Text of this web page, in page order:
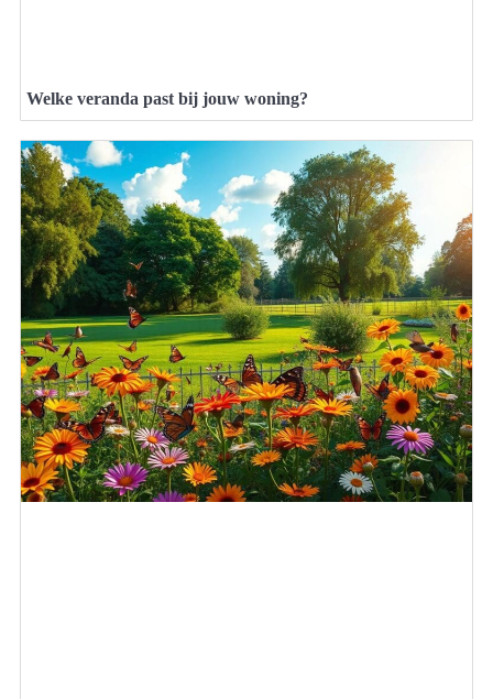
Welke veranda past bij jouw woning?